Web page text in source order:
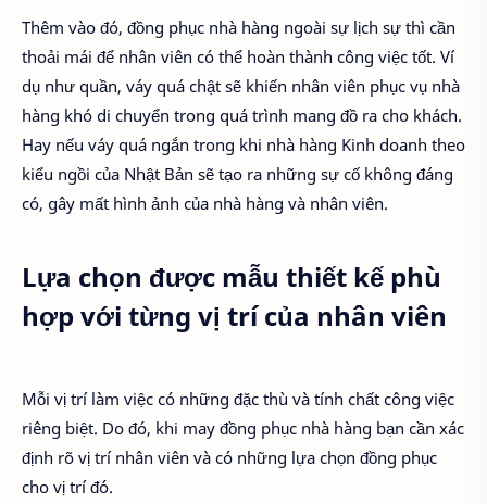
Thêm vào đó, đồng phục nhà hàng ngoài sự lịch sự thì cần
thoải mái để nhân viên có thể hoàn thành công việc tốt. Ví
dụ như quần, váy quá chật sẽ khiến nhân viên phục vụ nhà
hàng khó di chuyển trong quá trình mang đồ ra cho khách.
Hay nếu váy quá ngắn trong khi nhà hàng Kinh doanh theo
kiểu ngồi của Nhật Bản sẽ tạo ra những sự cố không đáng
có, gây mất hình ảnh của nhà hàng và nhân viên.
Lựa chọn được mẫu thiết kế phù
hợp với từng vị trí của nhân viên
Mỗi vị trí làm việc có những đặc thù và tính chất công việc
riêng biệt. Do đó, khi may đồng phục nhà hàng bạn cần xác
định rõ vị trí nhân viên và có những lựa chọn đồng phục
cho vị trí đó.